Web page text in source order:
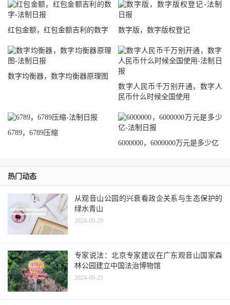
红包金额，红包金额吉利的数字 数字版，数字版权登记
数字均衡器，数字均衡器原理图
数字人民币千万别开通，数字人
民币什么时候全国使用
6789，6789压缩
6000000，6000000万元是多少亿
热门动态
从观音山公园的兴衰看政企关系与生态保护的
绿水青山
2024-09-20
专家说法：北京专家建议在广东观音山国家森
林公园建立中国法治博物馆
2024-09-21